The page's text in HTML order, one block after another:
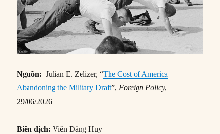
Nguồn: Julian E. Zelizer, “The Cost of America
Abandoning the Military Draft”, Foreign Policy,
29/06/2026
Biên dịch:Viên Đăng Huy